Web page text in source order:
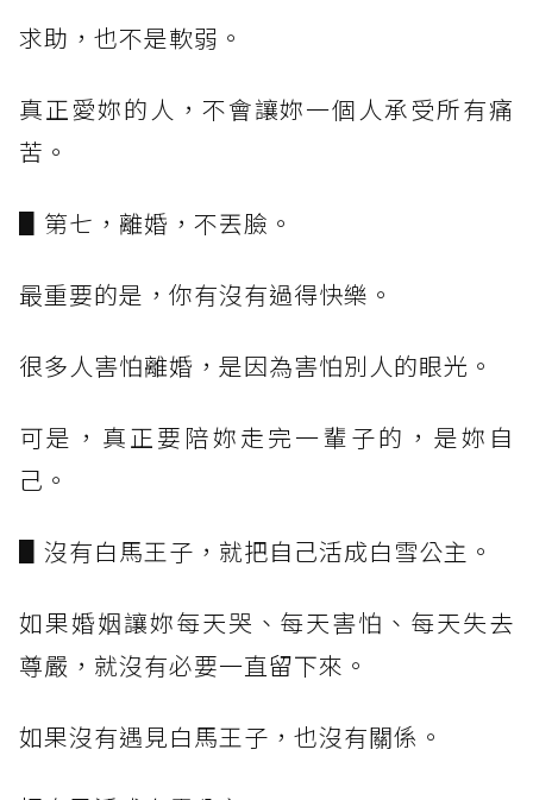
求助，也不是軟弱。
真正愛妳的人，不會讓妳一個人承受所有痛
苦。
▋第七，離婚，不丟臉。
最重要的是，你有沒有過得快樂。
很多人害怕離婚，是因為害怕別人的眼光。
可是，真正要陪妳走完一輩子的，是妳自
己。
▋沒有白馬王子，就把自己活成白雪公主。
如果婚姻讓妳每天哭、每天害怕、每天失去
尊嚴，就沒有必要一直留下來。
如果沒有遇見白馬王子，也沒有關係。